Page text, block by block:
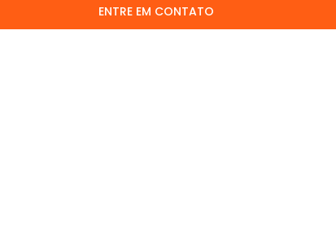
ENTRE EM CONTATO